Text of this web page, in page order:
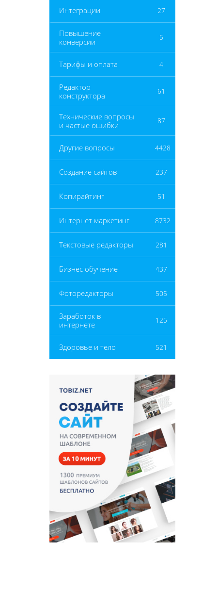
Интеграции 27
Повышение
конверсии
5
Тарифы и оплата 4
Редактор
конструктора
61
Технические вопросы
и частые ошибки
87
Другие вопросы 4428
Создание сайтов 237
Копирайтинг 51
Интернет маркетинг 8732
Текстовые редакторы 281
Бизнес обучение 437
Фоторедакторы 505
Заработок в
интернете
125
Здоровье и тело 521